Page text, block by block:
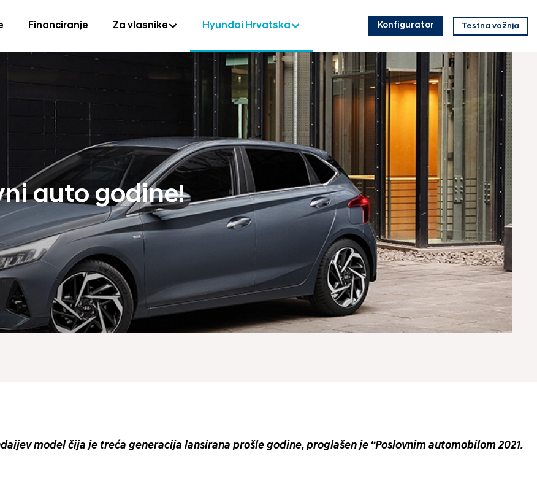
Financiranje Za vlasnike Hyundai Hrvatska Konfigurator Testna vožnja
auto godine!
model čija je treća generacija lansirana prošle godine, proglašen je “Poslovnim automobilom 2021.